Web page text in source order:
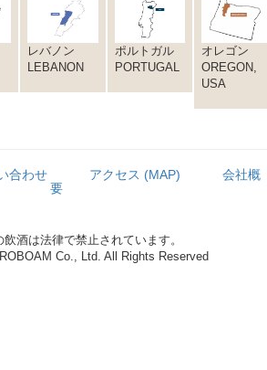
レバノン
LEBANON
ポルトガル
PORTUGAL
オレゴン
OREGON,
USA
合わせ アクセス (MAP)
会社概
要
飲酒は法律で禁止されています。
Co., Ltd. All Rights Reserved